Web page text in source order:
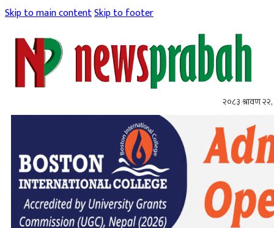
Skip to main contentSkip to footer
२०८३ श्रावण २२,